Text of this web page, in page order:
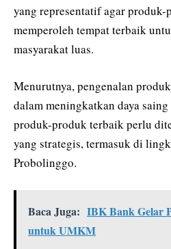
yang representatif agar
memperoleh tempat terbaik
masyarakat luas.
Menurutnya, pengenalan
dalam meningkatkan daya
produk-produk terbaik perlu
yang strategis, termasuk di
Probolinggo.
Baca Juga: IBK Bank Gelar
untuk UMKM